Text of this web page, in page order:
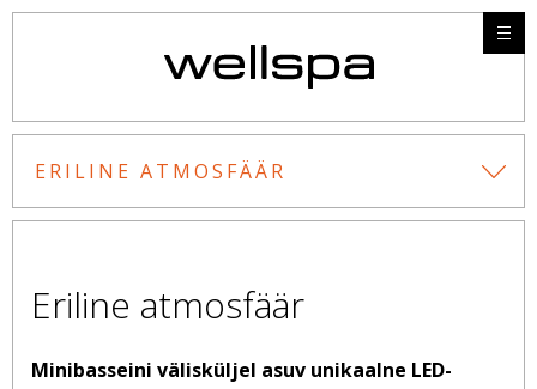
ERILINE ATMOSFÄÄR
Eriline atmosfäär
Minibasseini välisküljel asuv unikaalne LED-